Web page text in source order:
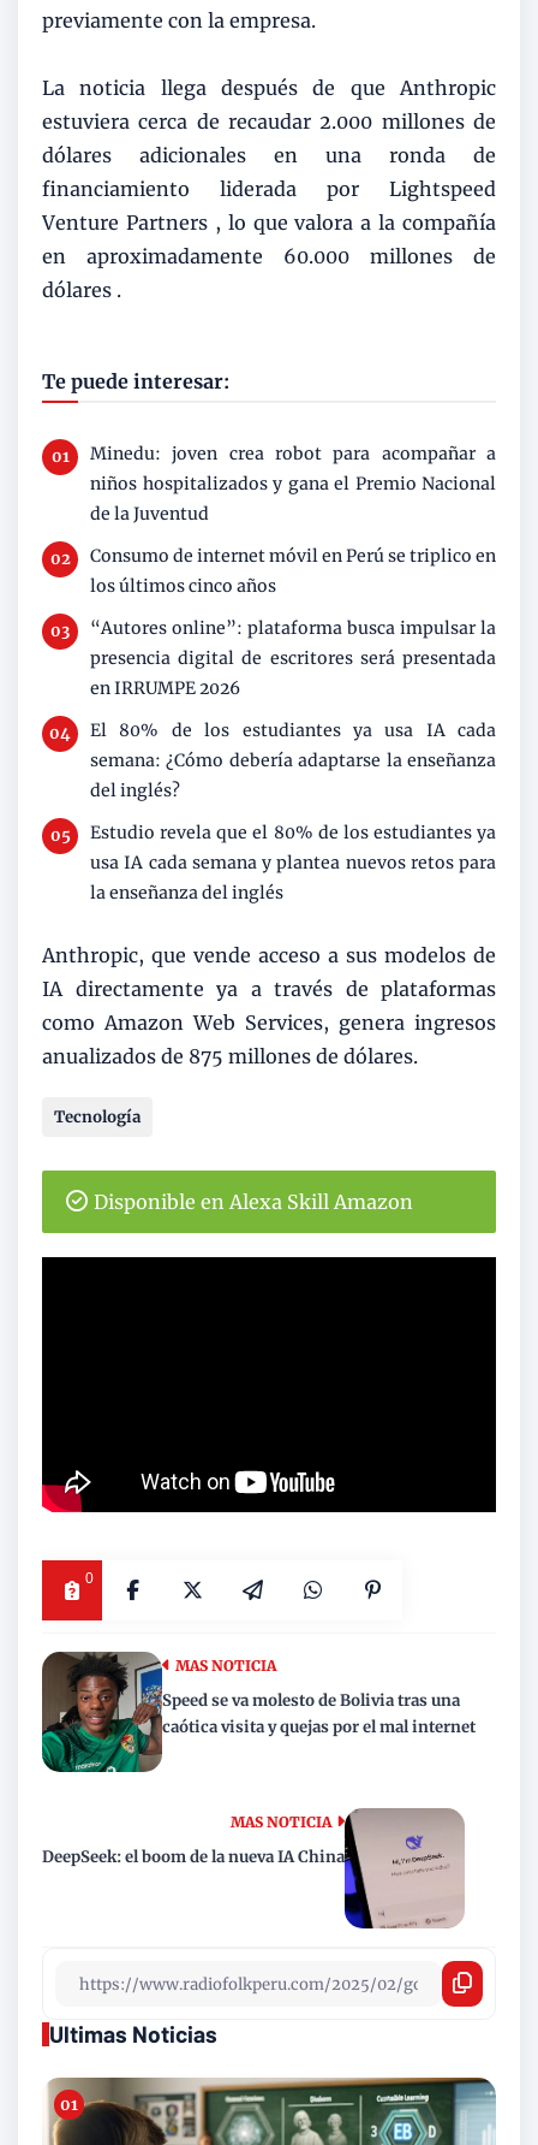
previamente con la empresa.
La noticia llega después de que Anthropic
estuviera cerca de recaudar 2.000 millones de
dólares adicionales en una ronda de
financiamiento liderada por Lightspeed
Venture Partners , lo que valora a la compañía
en aproximadamente 60.000 millones de
dólares .
Te puede interesar:
Minedu: joven crea robot para acompañar a
niños hospitalizados y gana el Premio Nacional
de la Juventud
Consumo de internet móvil en Perú se triplico en
los últimos cinco años
“Autores online”: plataforma busca impulsar la
presencia digital de escritores será presentada
en IRRUMPE 2026
El 80% de los estudiantes ya usa IA cada
semana: ¿Cómo debería adaptarse la enseñanza
del inglés?
Estudio revela que el 80% de los estudiantes ya
usa IA cada semana y plantea nuevos retos para
la enseñanza del inglés
Anthropic, que vende acceso a sus modelos de
IA directamente ya a través de plataformas
como Amazon Web Services, genera ingresos
anualizados de 875 millones de dólares.
Tecnología
Disponible en Alexa Skill Amazon
0
MAS NOTICIA
DeepSeek: el boom de la nueva IA China
MAS NOTICIA
Speed se va molesto de Bolivia tras una
caótica visita y quejas por el mal internet
Ultimas Noticias